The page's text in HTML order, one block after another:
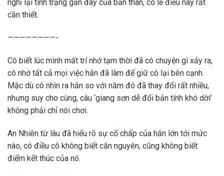
nghĩ lại tình trạng gần đây của bản thân, có lẽ điều này rất
cần thiết.
————————-
Cô biết lúc mình mất trí nhớ tạm thời đã có chuyện gì xảy ra,
cô nhớ tất cả mọi việc hắn đã làm để giữ cô lại bên cạnh.
Mặc dù cô nhìn ra hắn so với năm đó đã thay đổi rất nhiều,
nhưng suy cho cùng, câu ‘giang sơn dễ đổi bản tính khó dời’
không phải chỉ nói chơi.
An Nhiên từ lâu đã hiểu rõ sự cố chấp của hắn lớn tới mức
nào, có điều cô không biết căn nguyên, cũng không biết
điểm kết thúc của nó.